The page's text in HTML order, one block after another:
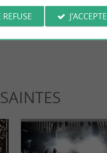
m - Saintes
REFUSE J'ACCEPTE